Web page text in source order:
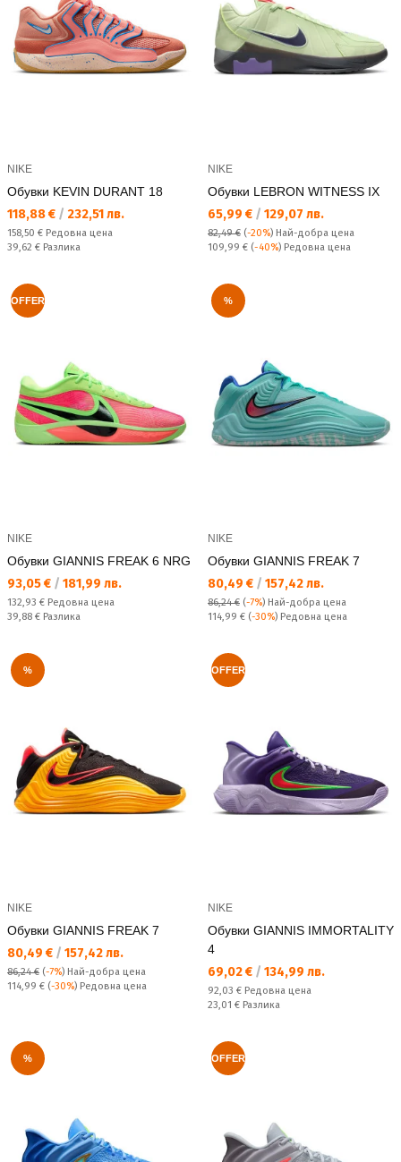
NIKE
Обувки KEVIN DURANT 18
Текуща цена:
118,88 € / 232,51 лв.
Редовна цена:
158,50 € Редовна цена
Спестявате:
39,62 € Разлика
NIKE
Обувки LEBRON WITNESS IX
Текуща цена:
65,99 € / 129,07 лв.
82,49 € (-20%) Най-добра цена
Редовна цена:
109,99 € (-40%) Редовна цена
OFFER
NIKE
Обувки GIANNIS FREAK 6 NRG
Текуща цена:
93,05 € / 181,99 лв.
Редовна цена:
132,93 € Редовна цена
Спестявате:
39,88 € Разлика
%
NIKE
Обувки GIANNIS FREAK 7
Текуща цена:
80,49 € / 157,42 лв.
86,24 € (-7%) Най-добра цена
Редовна цена:
114,99 € (-30%) Редовна цена
%
NIKE
Обувки GIANNIS FREAK 7
Текуща цена:
80,49 € / 157,42 лв.
86,24 € (-7%) Най-добра цена
Редовна цена:
114,99 € (-30%) Редовна цена
OFFER
NIKE
Обувки GIANNIS IMMORTALITY
4
Текуща цена:
69,02 € / 134,99 лв.
Редовна цена:
92,03 € Редовна цена
Спестявате:
23,01 € Разлика
% OFFER